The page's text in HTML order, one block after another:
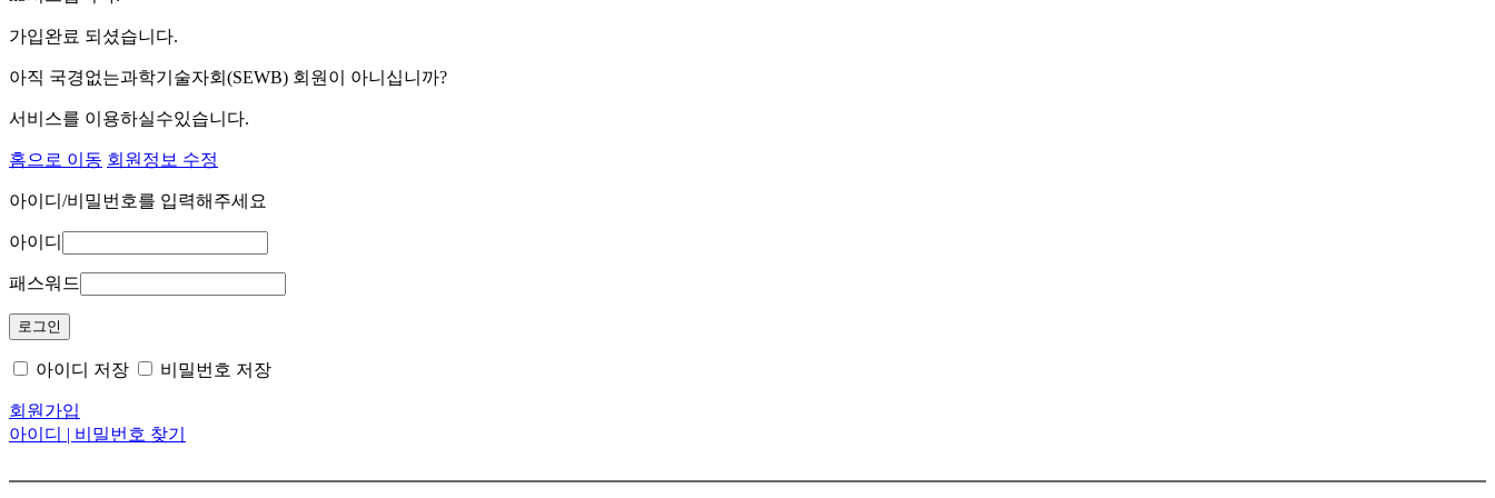
가입완료 되셨습니다.
아직 국경없는과학기술자회(SEWB) 회원이 아니십니까?
서비스를 이용하실수있습니다.
홈으로 이동 회원정보 수정
아이디/비밀번호를 입력해주세요
아이디
패스워드
아이디 저장 비밀번호 저장
회원가입
아이디 | 비밀번호 찾기